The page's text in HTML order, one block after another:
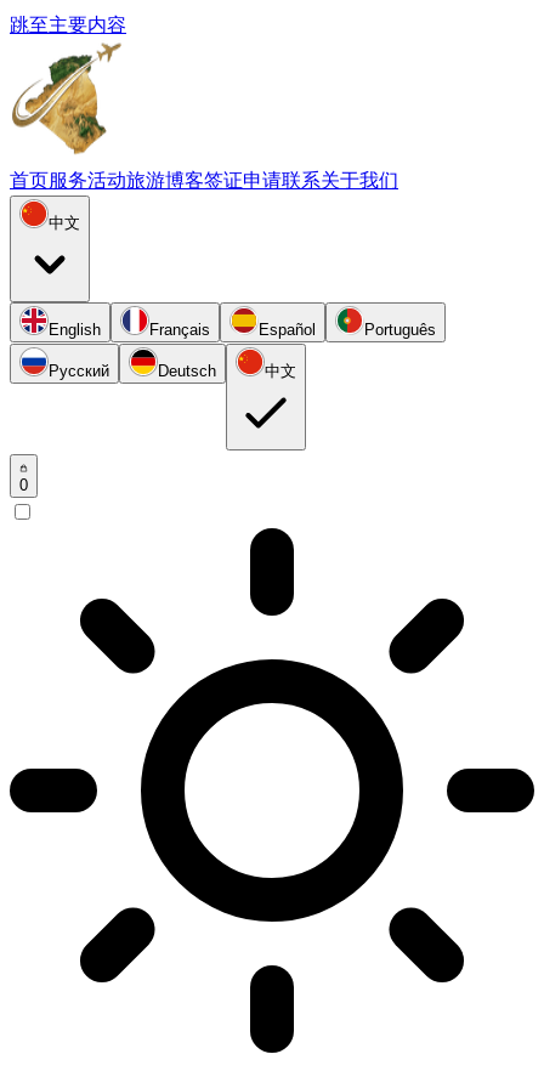
跳至主要内容
首页服务活动旅游博客签证申请联系关于我们
中文
English Français Español Português
Русский Deutsch 中文
0